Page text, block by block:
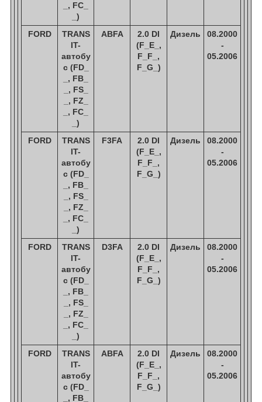
_, FC_
_)
FORD
TRANS
IT-
автобу
с (FD_
_, FB_
_, FS_
_, FZ_
_, FC_
_)
ABFA
2.0 DI
(F_E_,
F_F_,
F_G_)
Дизель
08.2000
-
05.2006
FORD
TRANS
IT-
автобу
с (FD_
_, FB_
_, FS_
_, FZ_
_, FC_
_)
F3FA
2.0 DI
(F_E_,
F_F_,
F_G_)
Дизель
08.2000
-
05.2006
FORD
TRANS
IT-
автобу
с (FD_
_, FB_
_, FS_
_, FZ_
_, FC_
_)
D3FA
2.0 DI
(F_E_,
F_F_,
F_G_)
Дизель
08.2000
-
05.2006
FORD
TRANS
IT-
автобу
с (FD_
_, FB_
ABFA
2.0 DI
(F_E_,
F_F_,
F_G_)
Дизель
08.2000
-
05.2006